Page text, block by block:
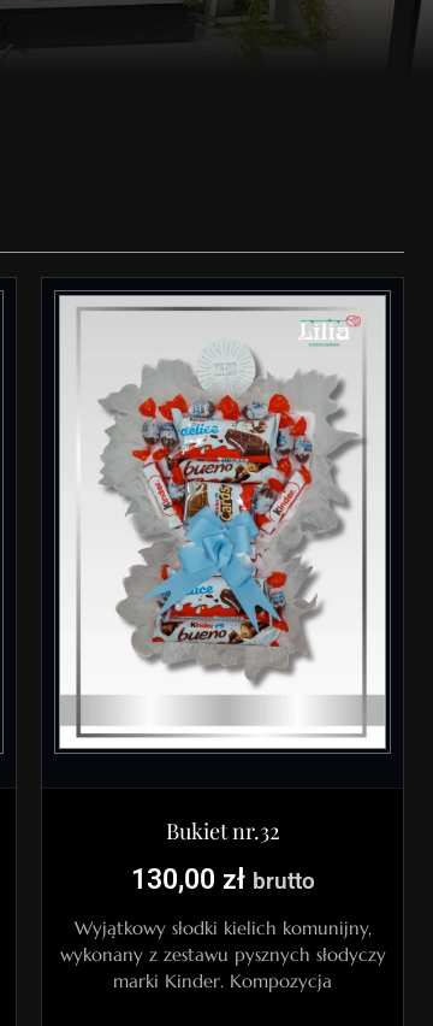
Bukiet nr.32
130,00 zł brutto
Wyjątkowy słodki kielich komunijny,
wykonany z zestawu pysznych słodyczy
marki Kinder. Kompozycja